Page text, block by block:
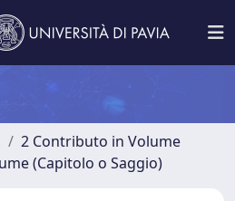
2 Contributo in Volume
(Capitolo o Saggio)